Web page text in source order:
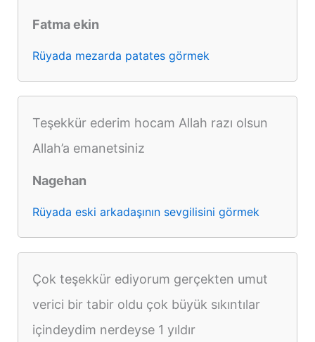
Fatma ekin
Rüyada mezarda patates görmek
Teşekkür ederim hocam Allah razı olsun
Allah’a emanetsiniz
Nagehan
Rüyada eski arkadaşının sevgilisini görmek
Çok teşekkür ediyorum gerçekten umut
verici bir tabir oldu çok büyük sıkıntılar
içindeydim nerdeyse 1 yıldır